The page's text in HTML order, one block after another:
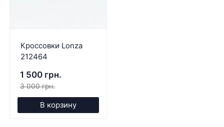
Кроссовки Lonza
212464
1 500 грн.
3 000 грн.
В корзину